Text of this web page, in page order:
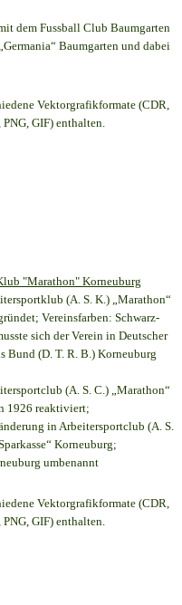
dem Fussball Club Baumgarten
Baumgarten und dabei
Vektorgrafikformate (CDR,
GIF) enthalten.
"Marathon" Korneuburg
(A. S. K.) „Marathon“
Vereinsfarben: Schwarz-
sich der Verein in Deutscher
Bund (D. T. R. B.) Korneuburg
(A. S. C.) „Marathon“
1926 reaktiviert;
in Arbeitersportclub (A. S.
Korneuburg;
umbenannt
Vektorgrafikformate (CDR,
GIF) enthalten.